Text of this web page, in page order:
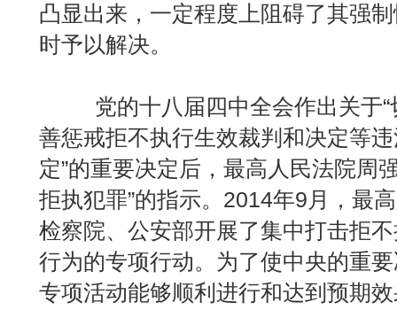
凸显出来，一定程度上阻碍了其强
时予以解决。
党的十八届四中全会作出关于“
善惩戒拒不执行生效裁判和决定等
定”的重要决定后，最高人民法院周
拒执犯罪”的指示。2014年9月，最
检察院、公安部开展了集中打击拒
行为的专项行动。为了使中央的重
专项活动能够顺利进行和达到预期